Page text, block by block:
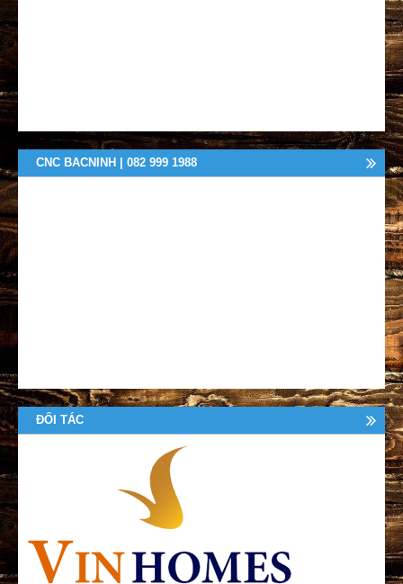
CNC BACNINH | 082 999 1988
ĐỐI TÁC